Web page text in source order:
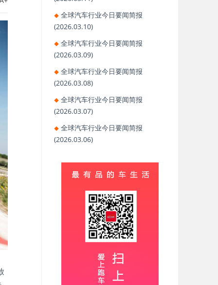
全球汽车行业今日要闻简报
(2026.03.10)
全球汽车行业今日要闻简报
(2026.03.09)
全球汽车行业今日要闻简报
(2026.03.08)
全球汽车行业今日要闻简报
(2026.03.07)
全球汽车行业今日要闻简报
(2026.03.06)